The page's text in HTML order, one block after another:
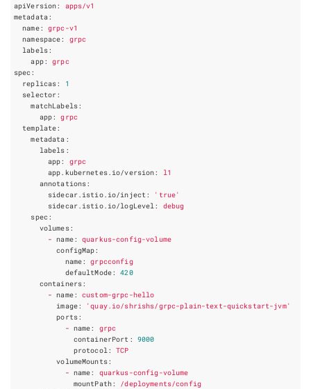
apiVersion:
apps/v1
metadata:
name:
grpc-v1
namespace:
grpc
labels:
app:
grpc
spec :
replicas:
1
selector :
matchLabels:
app:
grpc
template:
metadata :
labels :
app:
grpc
app.kubernetes.io/version:
l1
annotations:
sidecar.istio.io/inject :
'true'
sidecar.istio.io/logLevel:
debug
spec :
volumes:
- name:
quarkus-config-volume
configMap:
name:
grpcconfig
defaultMode:
420
containers:
- name:
custom-grpc-hello
image:
'quay.io/shrishs/grpc-plain-text-quickstart-jvm'
ports:
- name:
grpc
containerPort :
9000
protocol:
TCP
volumeMounts:
- name:
quarkus-config-volume
mountPath:
/deployments/config